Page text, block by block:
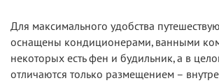
Для максимального удобства
оснащены кондиционерами, ванными
некоторых есть фен и будильник, а в
отличаются только размещением –